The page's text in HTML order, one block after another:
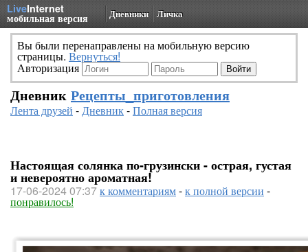
LiveInternet
мобильная версия Дневники Личка
Вы были перенаправлены на мобильную версию
страницы. Вернуться!
Авторизация
Дневник Рецепты_приготовления
Лента друзей -Дневник-Полная версия
Настоящая солянка по-грузински - острая, густая
и невероятно ароматная!
17-06-2024 07:37к комментариям-к полной версии -
понравилось!